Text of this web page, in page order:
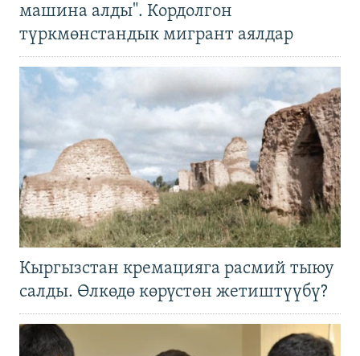
машина алды". Кордолгон
түркмөнстандык мигрант аялдар
Кыргызстан кремацияга расмий тыюу
салды. Өлкөдө көрүстөн жетиштүүбү?